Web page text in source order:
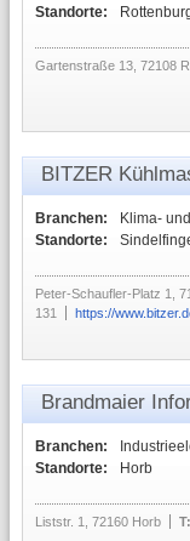
Standorte:
Gartenstraße 13, 72108
BITZER
Branchen:
Klima-
Standorte:
Peter-Schaufler-Platz 1,
131
https://
Brandmaier
Branchen:
Standorte:
Horb
Liststr. 1, 72160 Horb T: